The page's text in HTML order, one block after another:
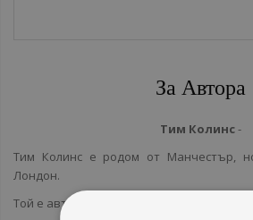
За Автора
Тим Колинс-
Тим Колинс е родом от Манчестър,
Лoндон.
Той е автор на над 30 детски заглавия.